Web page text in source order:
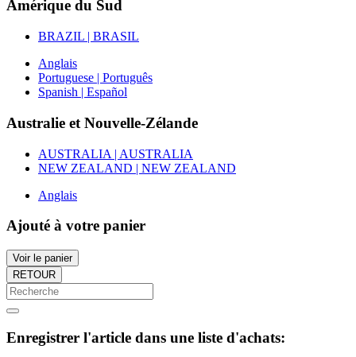
Amérique du Sud
BRAZIL | BRASIL
Anglais
Portuguese | Português
Spanish | Español
Australie et Nouvelle-Zélande
AUSTRALIA | AUSTRALIA
NEW ZEALAND | NEW ZEALAND
Anglais
Ajouté à votre panier
Voir le panier
RETOUR
Enregistrer l'article dans une liste d'achats: